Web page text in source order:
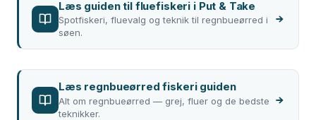
Læs guiden til fluefiskeri i Put & Take
Spotfiskeri, fluevalg og teknik til regnbueørred i
søen.
Læs regnbueørred fiskeri guiden
Alt om regnbueørred — grej, fluer og de bedste
teknikker.